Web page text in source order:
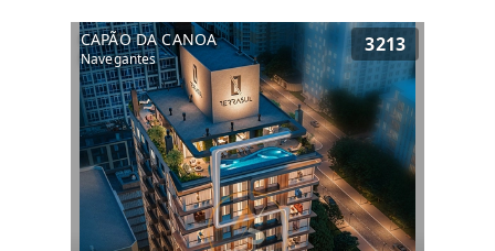
CAPÃO DA CANOA
Navegantes
3213